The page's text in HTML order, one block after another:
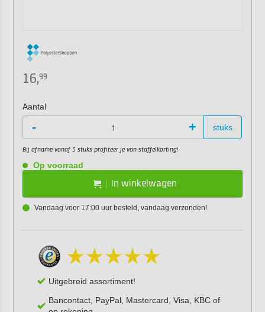
16,99
Aantal
- + stuks
Bij afname vanaf 5 stuks profiteer je van staffelkorting!
Op voorraad
In winkelwagen
Vandaag voor 17:00 uur besteld, vandaag verzonden!
Uitgebreid assortiment!
Bancontact, PayPal, Mastercard, Visa, KBC of